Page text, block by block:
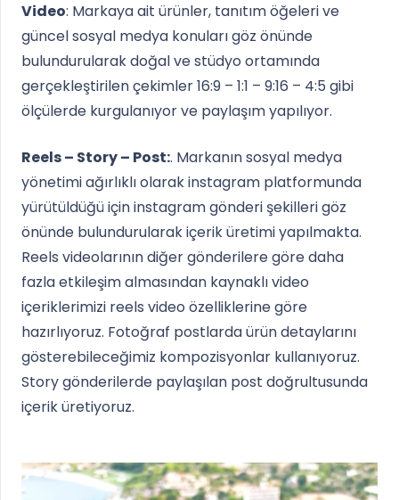
Video: Markaya ait ürünler, tanıtım öğeleri ve
güncel sosyal medya konuları göz önünde
bulundurularak doğal ve stüdyo ortamında
gerçekleştirilen çekimler 16:9 – 1:1 – 9:16 – 4:5 gibi
ölçülerde kurgulanıyor ve paylaşım yapılıyor.
Reels – Story – Post:. Markanın sosyal medya
yönetimi ağırlıklı olarak instagram platformunda
yürütüldüğü için instagram gönderi şekilleri göz
önünde bulundurularak içerik üretimi yapılmakta.
Reels videolarının diğer gönderilere göre daha
fazla etkileşim almasından kaynaklı video
içeriklerimizi reels video özelliklerine göre
hazırlıyoruz. Fotoğraf postlarda ürün detaylarını
gösterebileceğimiz kompozisyonlar kullanıyoruz.
Story gönderilerde paylaşılan post doğrultusunda
içerik üretiyoruz.
Video